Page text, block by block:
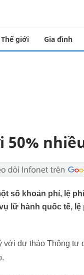
Thế giới Gia đình
số khoản phí, lệ
lữ hành quốc tế,
với dự thảo Thông tư